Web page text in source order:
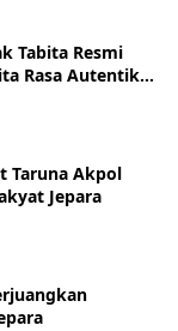
Tabita Resmi
Rasa Autentik
Taruna Akpol
Jepara